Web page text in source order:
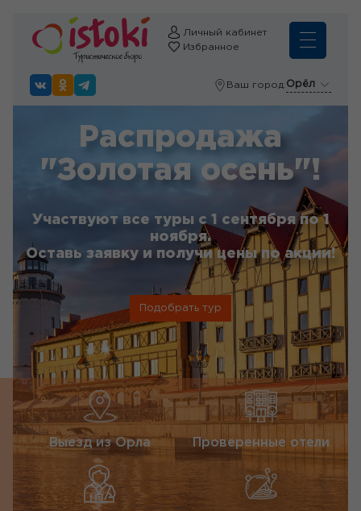
Личный кабинет
Избранное
Ваш город:Орёл
Распродажа
"Золотая осень"!
Участвуют все туры с 1 сентября по 1
ноября.
Оставь заявку и получи цены по акции!
Подобрать тур
Выезд из Орла Проверенные отели